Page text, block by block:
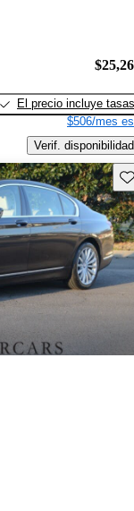
El precio incluye tasas
$506/mes
Verif. disponibilidad